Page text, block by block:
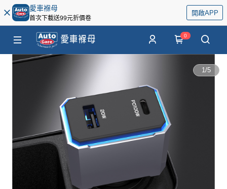
愛車褓母
首次下載送99元折價卷
開啟APP
0
1/5